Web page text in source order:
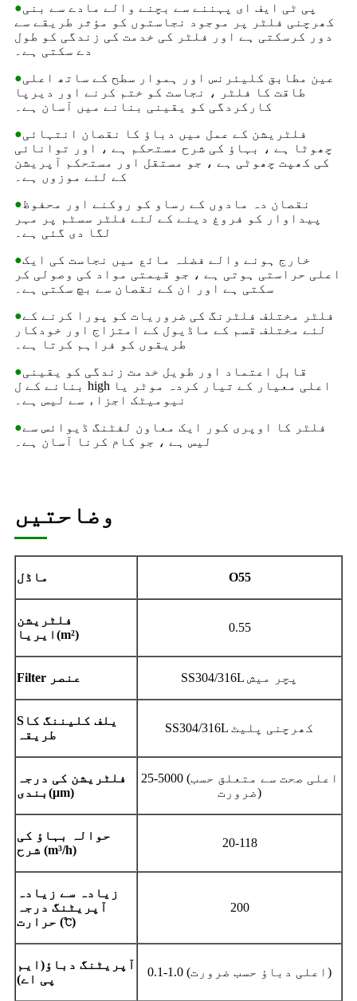
●پی ٹی ایف ای پہننے سے بچنے والے مادے سے بنی
کھرچنی فلٹر پر موجود نجاستوں کو مؤثر طریقے سے
دور کرسکتی ہے اور فلٹر کی خدمت کی زندگی کو طول
دے سکتی ہے۔
●عین مطابق کلیئرنس اور ہموار سطح کے ساتھ اعلی
طاقت کا فلٹر ، نجاست کو ختم کرنے اور دیرپا
کارکردگی کو یقینی بنانے میں آسان ہے۔
●فلٹریشن کے عمل میں دباؤ کا نقصان انتہائی
چھوٹا ہے ، بہاؤ کی شرح مستحکم ہے ، اور توانائی
کی کھپت چھوٹی ہے ، جو مستقل اور مستحکم آپریشن
کے لئے موزوں ہے۔
●نقصان دہ مادوں کے رساو کو روکنے اور محفوظ
پیداوار کو فروغ دینے کے لئے فلٹر سسٹم پر مہر
لگا دی گئی ہے۔
●خارج ہونے والے فضلہ مائع میں نجاست کی ایک
اعلی حراستی ہوتی ہے ، جو قیمتی مواد کی وصولی کر
سکتی ہے اور ان کے نقصان سے بچ سکتی ہے۔
●فلٹر مختلف فلٹرنگ کی ضروریات کو پورا کرنے کے
لئے مختلف قسم کے ماڈیول کے امتزاج اور خودکار
طریقوں کو فراہم کرتا ہے۔
●قابل اعتماد اور طویل خدمت زندگی کو یقینی
بنانے کے ل high اعلی معیار کے تیار کردہ موٹر یا
نیومیٹک اجزاء سے لیس ہے۔
●فلٹر کا اوپری کور ایک معاون لفٹنگ ڈیوائس سے
لیس ہے ، جو کام کرنا آسان ہے۔
وضاحتیں
ماڈل O55
فلٹریشن
ایریا (m²)
0.55
F ilter عنصر SS304/316L پچر میش
S یلف کلیننگ کا
طریقہ
SS304/316L کھرچنی پلیٹ
فلٹریشن کی درجہ
بندی (μm)
25-5000 (اعلی صحت سے متعلق حسب
ضرورت)
حوالہ بہاؤ کی
شرح (m³/h)
20-118
زیادہ سے زیادہ
آپریٹنگ درجہ
حرارت (℃)
200
آپریٹنگ دباؤ(ایم
پی اے)
0.1-1.0 (اعلی دباؤ حسب ضرورت)